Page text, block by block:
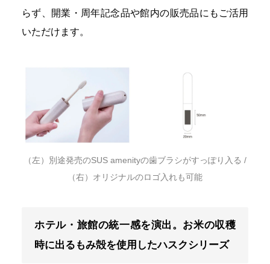
らず、開業・周年記念品や館内の販売品にもご活用
いただけます。
（左）別途発売のSUS amenityの歯ブラシがすっぽり入る /
（右）オリジナルのロゴ入れも可能
ホテル・旅館の統一感を演出。お米の収穫
時に出るもみ殻を使用したハスクシリーズ